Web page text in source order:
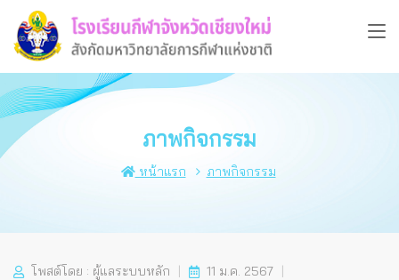
ภาพกิจกรรม
หน้าแรก ภาพกิจกรรม
โพสต์โดย : ผู้แลระบบหลัก
11 ม.ค. 2567